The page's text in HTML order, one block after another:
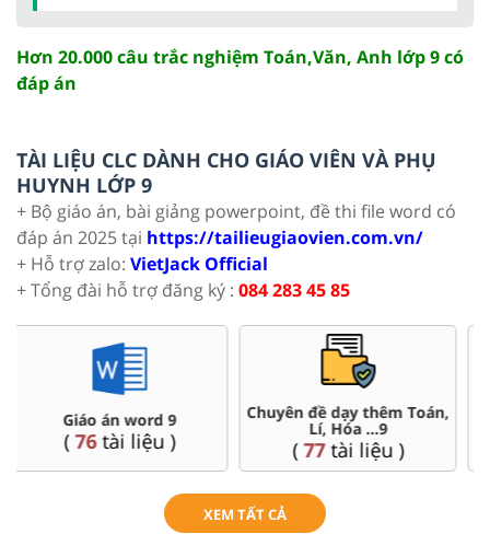
Hơn 20.000 câu trắc nghiệm Toán,Văn, Anh lớp 9 có
đáp án
TÀI LIỆU CLC DÀNH CHO GIÁO VIÊN VÀ PHỤ
HUYNH LỚP 9
+ Bộ giáo án, bài giảng powerpoint, đề thi file word có
đáp án 2025 tại https://tailieugiaovien.com.vn/
+ Hỗ trợ zalo: VietJack Official
+ Tổng đài hỗ trợ đăng ký : 084 283 45 85
Chuyên đề dạy thêm Toán,
Lí, Hóa ...9
(77 tài liệu )
Đề thi HSG 9
(9tài liệu )
XEM TẤT CẢ